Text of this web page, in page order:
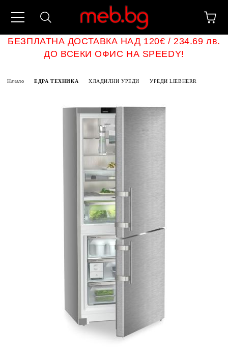
БЕЗПЛАТНА ДОСТАВКА НАД 120€ / 234.69 лв.
ДО ВСЕКИ ОФИС НА SPEEDY!
Начало ЕДРА ТЕХНИКА ХЛАДИЛНИ УРЕДИ УРЕДИ LIEBHERR